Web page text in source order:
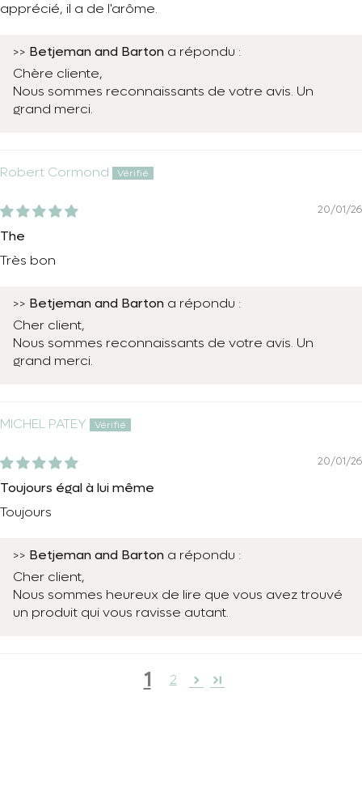
apprécié, il a de l'arôme.
>> Betjeman and Barton a répondu :
Chère cliente,
Nous sommes reconnaissants de votre avis. Un
grand merci.
Robert Cormond
20/01/26
The
Très bon
>> Betjeman and Barton a répondu :
Cher client,
Nous sommes reconnaissants de votre avis. Un
grand merci.
MICHEL PATEY
20/01/26
Toujours égal à lui même
Toujours
>> Betjeman and Barton a répondu :
Cher client,
Nous sommes heureux de lire que vous avez trouvé
un produit qui vous ravisse autant.
1 2